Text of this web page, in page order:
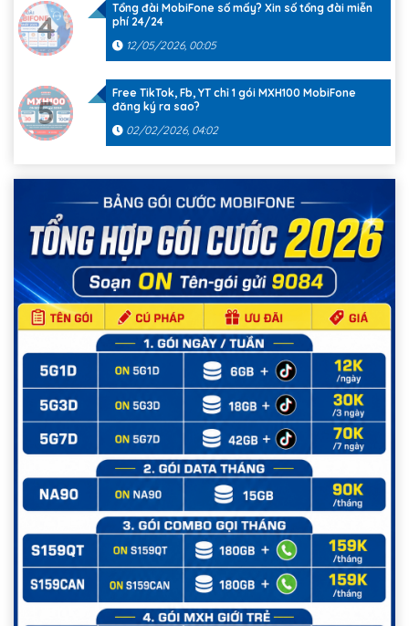
4
Tổng đài MobiFone số mấy? Xin số tổng đài miễn
phí 24/24
12/05/2026, 00:05
5
Free TikTok, Fb, YT chỉ 1 gói MXH100 MobiFone
đăng ký ra sao?
02/02/2026, 04:02